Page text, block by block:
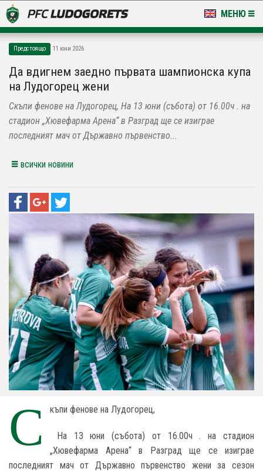
МЕНЮ
LUDOGORETS TV
НА ТЕРЕНА
СТАДИОН & БАЗИ
Предстоящо 11 юни 2026
Да вдигнем заедно първата шампионска купа
на Лудогорец жени
Скъпи фенове на Лудогорец, На 13 юни (събота) от 16.00ч . на
стадион „Хювефарма Арена“ в Разград ще се изиграе
последният мач от Държавно първенство...
всички новини
С къпи фенове на Лудогорец,
На 13 юни(събота) от 16.00ч . на стадион
„Хювефарма Арена“ в Разград ще се изиграе
последният мач от Държавно първенство жени за сезон